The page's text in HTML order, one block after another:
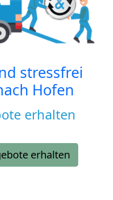
stressfrei
Hofen
erhalten
erhalten